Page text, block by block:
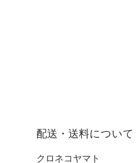
配送・送料について
クロネコヤマト